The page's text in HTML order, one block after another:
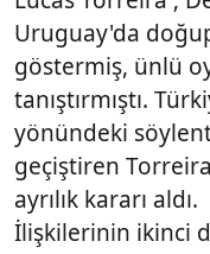
Uruguay'da
göstermiş, ünlü
tanıştırmıştı.
yönündeki
geçiştiren
ayrılık kararı aldı.
İlişkilerinin ikinci